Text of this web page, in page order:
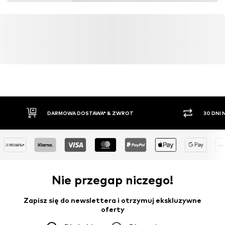
DARMOWA DOSTAWA* & ZWROT 30 DNI
Nie przegap niczego!
Zapisz się do newslettera i otrzymuj ekskluzywne
oferty